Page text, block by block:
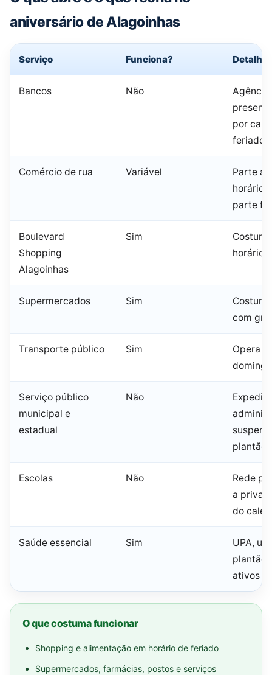
aniversário de Alagoinhas
Serviço Funciona? Detalhe
Bancos Não
por
feriado
Comércio de rua Variável
Parte
horário
parte
Boulevard
Shopping
Alagoinhas
Sim
horário
Supermercados Sim
com
Transporte público Sim
Opera
Serviço público
municipal e
estadual
Não
plantão
Escolas Não
Rede
a
do
Saúde essencial Sim
UPA,
plantão
ativos
O que costuma funcionar
Shopping e alimentação em horário de feriado
Supermercados, farmácias, postos e serviços